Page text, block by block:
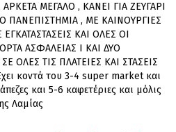
ΜΕΓΑΛΟ , ΚΑΝΕΙ ΓΙΑ ΖΕΥΓΑΡΙ
ΠΑΝΕΠΙΣΤΗΜΙΑ , ΜΕ ΚΑΙΝΟΥΡΓΙΕΣ
ΚΑΙ ΟΛΕΣ ΟΙ
ΑΣΦΑΛΕΙΑΣ Ι ΚΑΙ ΔΥΟ
ΟΛΕΣ ΤΙΣ ΠΛΑΤΕΙΕΣ ΚΑΙ ΣΤΑΣΕΙΣ
κοντά του 3-4 super market και
και 5-6 καφετέριες και μόλις
Λαμίας